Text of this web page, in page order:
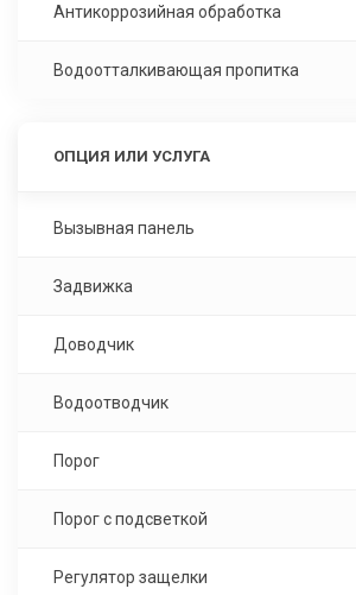
Антикоррозийная обработка
Водоотталкивающая пропитка
ОПЦИЯ ИЛИ УСЛУГА
Вызывная панель
Задвижка
Доводчик
Водоотводчик
Порог
Порог с подсветкой
Регулятор защелки